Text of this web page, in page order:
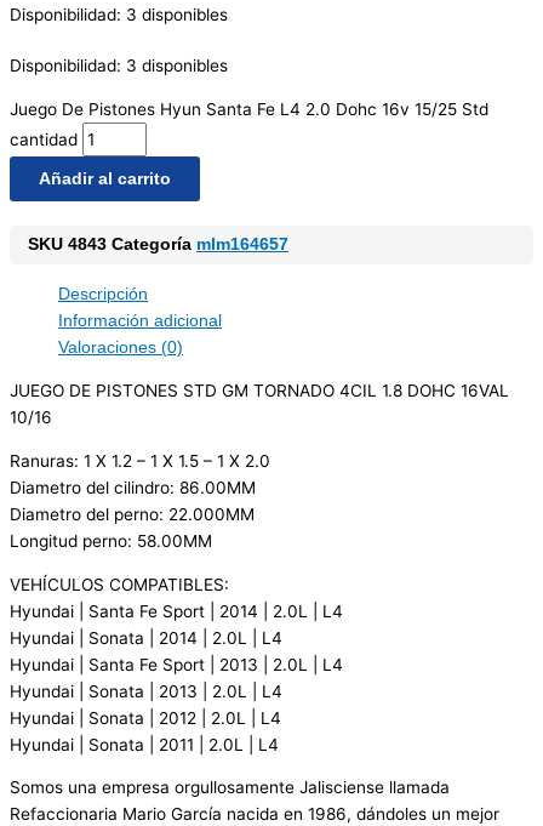
Disponibilidad: 3 disponibles
Disponibilidad: 3 disponibles
Juego De Pistones Hyun Santa Fe L4 2.0 Dohc 16v 15/25 Std
cantidad
Añadir al carrito
SKU 4843 Categoría mlm164657
Descripción
Información adicional
Valoraciones (0)
JUEGO DE PISTONES STD GM TORNADO 4CIL 1.8 DOHC 16VAL
10/16
Ranuras: 1 X 1.2 – 1 X 1.5 – 1 X 2.0
Diametro del cilindro: 86.00MM
Diametro del perno: 22.000MM
Longitud perno: 58.00MM
VEHÍCULOS COMPATIBLES:
Hyundai | Santa Fe Sport | 2014 | 2.0L | L4
Hyundai | Sonata | 2014 | 2.0L | L4
Hyundai | Santa Fe Sport | 2013 | 2.0L | L4
Hyundai | Sonata | 2013 | 2.0L | L4
Hyundai | Sonata | 2012 | 2.0L | L4
Hyundai | Sonata | 2011 | 2.0L | L4
Somos una empresa orgullosamente Jalisciense llamada
Refaccionaria Mario García nacida en 1986, dándoles un mejor